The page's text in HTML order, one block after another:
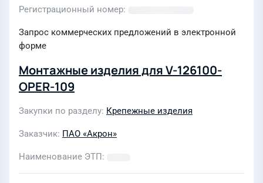
Регистрационный номер
Запрос коммерческих предложений в электронной
форме
Монтажные изделия для V-126100-
OPER-109
Закупки по разделу Крепежные изделия
Заказчик ПАО «Акрон»
Наименование ЭТП